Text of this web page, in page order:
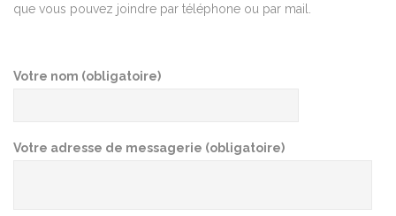
que vous pouvez joindre par téléphone ou par mail.
Votre nom (obligatoire)
Votre adresse de messagerie (obligatoire)